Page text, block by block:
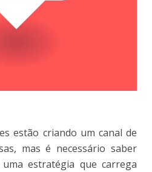
estão criando um canal de
mas é necessário saber
estratégia que carrega